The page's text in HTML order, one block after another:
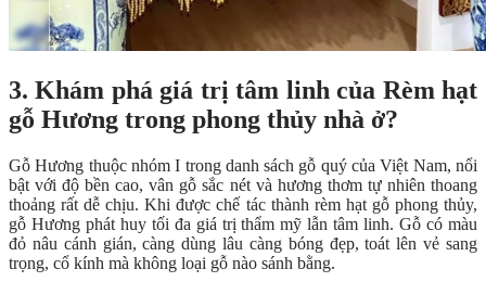
3.Khám phá giá trị tâm linh của Rèm hạt
gỗ Hương trong phong thủy nhà ở?
Gỗ Hương thuộc nhóm I trong danh sách gỗ quý của Việt Nam, nổi
bật với độ bền cao, vân gỗ sắc nét và hương thơm tự nhiên thoang
thoảng rất dễ chịu. Khi được chế tác thành rèm hạt gỗ phong thủy,
gỗ Hương phát huy tối đa giá trị thẩm mỹ lẫn tâm linh. Gỗ có màu
đỏ nâu cánh gián, càng dùng lâu càng bóng đẹp, toát lên vẻ sang
trọng, cổ kính mà không loại gỗ nào sánh bằng.